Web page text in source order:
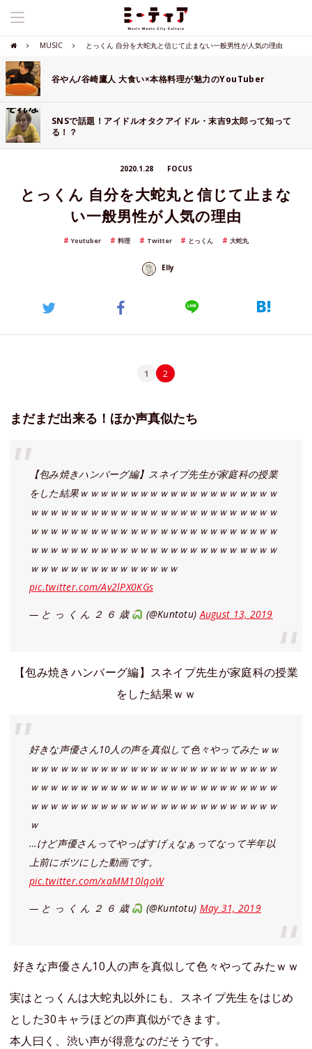
MUSIC とっくん 自分を大蛇丸と信じて止まない一般男性が人気の理由
谷やん/谷崎鷹人 大食い×本格料理が魅力のYouTuber
SNSで話題！アイドルオタクアイドル・末吉9太郎って知って
る！？
2020.1.28 FOCUS
とっくん 自分を大蛇丸と信じて止まな
い一般男性が人気の理由
Youtuber 料理 Twitter とっくん 大蛇丸
Elly
1 2
まだまだ出来る！ほか声真似たち
【包み焼きハンバーグ編】スネイプ先生が家庭科の授業
をした結果ｗｗｗｗｗｗｗｗｗｗｗｗｗｗｗｗｗｗｗｗ
ｗｗｗｗｗｗｗｗｗｗｗｗｗｗｗｗｗｗｗｗｗｗｗｗｗ
ｗｗｗｗｗｗｗｗｗｗｗｗｗｗｗｗｗｗｗｗｗｗｗｗｗ
ｗｗｗｗｗｗｗｗｗｗｗｗｗｗｗｗｗｗｗｗｗｗｗｗｗ
ｗｗｗｗｗｗｗｗｗｗｗｗｗｗｗ
pic.twitter.com/Av2lPX0KGs
— と っ く ん ２ ６ 歳 (@Kuntotu)August 13, 2019
【包み焼きハンバーグ編】スネイプ先生が家庭科の授業
をした結果ｗｗ
好きな声優さん10人の声を真似して色々やってみたｗｗ
ｗｗｗｗｗｗｗｗｗｗｗｗｗｗｗｗｗｗｗｗｗｗｗｗｗ
ｗｗｗｗｗｗｗｗｗｗｗｗｗｗｗｗｗｗｗｗｗｗｗｗｗ
ｗｗｗｗｗｗｗｗｗｗｗｗｗｗｗｗｗｗｗｗｗｗｗｗｗ
ｗ
…けど声優さんってやっぱすげぇなぁってなって半年以
上前にボツにした動画です。
pic.twitter.com/xaMM10lqoW
— と っ く ん ２ ６ 歳 (@Kuntotu) May 31, 2019
好きな声優さん10人の声を真似して色々やってみたｗｗ
実はとっくんは大蛇丸以外にも、スネイプ先生をはじめ
とした30キャラほどの声真似ができます。
本人曰く、渋い声が得意なのだそうです。